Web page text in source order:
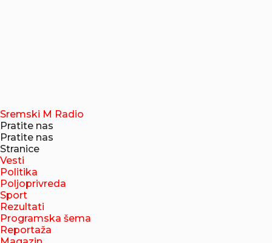
Sremski M Radio
Pratite nas
Pratite nas
Stranice
Vesti
Politika
Poljoprivreda
Sport
Rezultati
Programska šema
Reportaža